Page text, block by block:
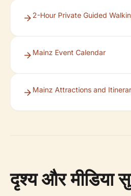
2-Hour Private Guided
Mainz Event Calendar
Mainz Attractions and
दृश्य और मीडिया